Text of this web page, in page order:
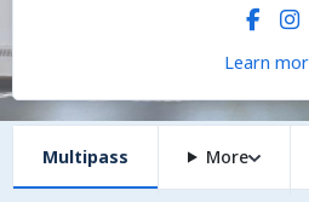
Learn
Multipass More